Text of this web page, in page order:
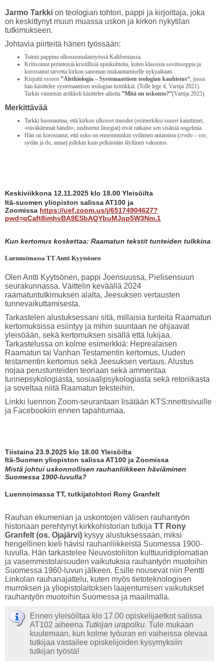
Jarmo Tarkki on teologian tohtori, pappi ja kirjoittaja, joka
on keskittynyt muun muassa uskon ja kirkon nykytilan
tutkimukseen.
Johtavia piirteitä hänen työssään:
Toimii pappina ulkosuomalaistyössä Kaliforniassa.
Kritisoinut perinteisiä kristillisiä opinkohteita, kuten klassista sovitusoppia ja
korostanut tarvetta kirkon sanoman mukauttamiselle nykyaikaan.
Kirjoitti esseen ”Alethiologia – Systemaattisen teologian kauhistus“, jossa
hän käsittelee systemaattisen teologian kritiikkiä. (Tolle lege 4, Vartija 2021).
Tarkin viimeisin artikkeli käsittelee aihetta ”Mitä on uskonto?”(Vartija 2025).
Merkittävää
Tarkki huomauttaa, että kirkon ulkoiset muodot (esimerkiksi suuret kaiuttimet,
«räväkämmät bändit», uudistetut liturgiat) eivät ratkaise sen sisäisiä ongelmia.
Hän on korostanut, että usko on ennemminkin sydämen antamista (credo – cor,
sydän ja do, antaa) jollekin kuin pelkästään älyllinen vakuutus.
Keskiviikkona 12.11.2025 klo 18.00 Yleisöilta
Itä-suomen yliopiston salissa AT100 ja
Zoomissa https://uef.zoom.us/j/65174904627?
pwd=qCaft8imhvBA9ESbAQYbuMJqp5W3Nm.1
Kun kertomus koskettaa: Raamatun tekstit tunteiden tulkkina
Luennoimassa TT Antti Kyytsönen
Olen Antti Kyytsönen, pappi Joensuussa, Pielisensuun
seurakunnassa. Väittelin keväällä 2024
raamatuntutkimuksen alalta, Jeesuksen vertausten
tunnevaikuttamisesta.
Tarkastelen alustuksessani sitä, millaisia tunteita Raamatun
kertomuksissa esiintyy ja mihin suuntaan ne ohjaavat
yleisöään, sekä kertomuksen sisällä että lukijaa.
Tarkastelussa on kolme esimerkkiä: Heprealaisen
Raamatun tai Vanhan Testamentin kertomus, Uuden
testamentin kertomus sekä Jeesuksen vertaus. Alustus
nojaa perustunteiden teoriaan sekä ammentaa
tunnepsykologiasta, sosiaalipsykologiasta sekä retoriikasta
ja soveltaa niitä Raamatun teksteihin.
Linkki luennon Zoom-seurantaan lisätään KTS:nnettisivuille
ja Facebookiin ennen tapahtumaa.
Tiistaina 23.9.2025 klo 18.00 Yleisöilta
Itä-Suomen yliopiston salissa AT100 ja Zoomissa
Mistä johtui uskonnollisen rauhanliikkeen häviäminen
Suomessa 1900-luvulla?
Luennoimassa TT, tutkijatohtori Rony Granfelt
Rauhan ekumenian ja uskontojen välisen rauhantyön
historiaan perehtynyt kirkkohistorian tutkija TT Rony
Granfelt (os. Ojajärvi) kysyy alustuksessaan, miksi
hengellinen kieli hävisi rauhanliikkeistä Suomessa 1900-
luvulla. Hän tarkastelee Neuvostoliiton kulttuuridiplomatian
ja vasemmistolaisuuden vaikutuksia rauhantyön muotoihin
Suomessa 1960-luvun jälkeen. Esille nousevat niin Pentti
Linkolan rauhanajattelu, kuten myös tietoteknologisen
murroksen ja yliopistolaitoksen laajentumisen vaikutukset
rauhantyön muotoihin Suomessa ja maailmalla.
Ennen yleisöiltaa klo 17.00 opiskelijaetkot salissa
AT102 aiheena Tutkijan urapolku. Tule mukaan
kuulemaan, kun kolme työuran eri vaiheissa olevaa
tutkijaa vastailee opiskelijoiden kysymyksiin
tutkijan työstä!